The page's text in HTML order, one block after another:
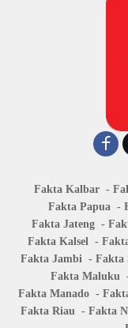
Fakta Kalbar
Fakta Papua
Fakta Jateng
Fakta Kalsel
Fakta Jambi
Fakta
Fakta Maluku
Fakta Manado
Fakta Riau
Fakta